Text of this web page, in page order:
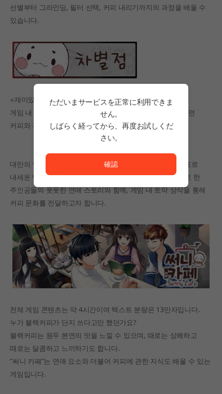
선별부터 그라인딩, 필터 선택, 커피 내리기까지의 과정을 배울 수
있습니다.
⟡재미있는 배경 아이템
게임 내 배경에는 아이템이 무작위로 등장하는데, 이를 누르면
커피와 관련된 토막 상식을 볼 수 있습니다!
대만의 인디 게임 개발사 Game Nobility가 올여름 출시 목표로
내세운 텍스트 어드벤처 게임 “써니 카페”는 카페를 중심으로 한
주인공들의 풋풋한 연애 스토리와 함께, 게임 내 토막 상식을 통해
커피 문화를 전달하고자 합니다.
전체 게임 콘텐츠는 약 4시간이며 텍스트 분량은 13만자입니다.
누가 블랙커피가 단지 쓰다고만 했던가요?
블랙커피는 원두 본연의 맛을 느낄 수 있으며, 때로는 상쾌하고
때로는 달콤하고 느끼하기도 합니다.
“써니 카페”는 연애 요소와 더불어 커피에 관한 지식도 배울 수 있는
게임입니다.
ただいまサービスを正常に利用できま
せん。
しばらく経ってから、再度お試しくだ
さい。
確認